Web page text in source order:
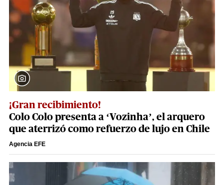
¡Gran recibimiento!
Colo Colo presenta a ‘Vozinha’, el arquero
que aterrizó como refuerzo de lujo en Chile
Agencia EFE